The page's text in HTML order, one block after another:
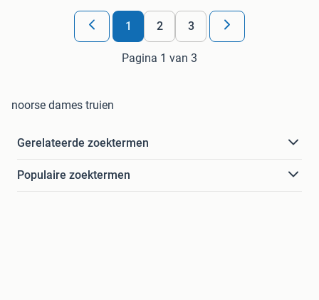
1 2 3
Pagina 1 van 3
noorse dames truien
Gerelateerde zoektermen
Populaire zoektermen